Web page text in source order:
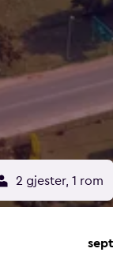
2 gjester, 1 rom